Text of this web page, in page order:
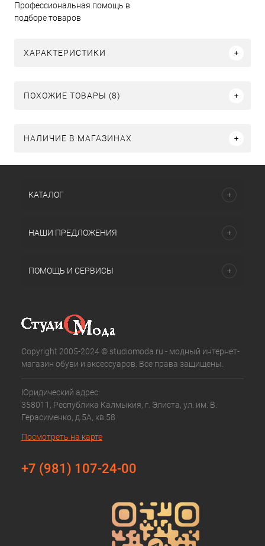
Профессиональная помощь в
подборе товаров
ХАРАКТЕРИСТИКИ
ПОХОЖИЕ ТОВАРЫ (8)
НАЛИЧИЕ В МАГАЗИНАХ
КАТАЛОГ
НАШИ ПРЕДЛОЖЕНИЯ
ПОМОЩЬ И СЕРВИСЫ
Copyright 2005-2024 © studiomoda.ru - модный интернет-
магазин обуви и аксессуаров. Все права защищены.
Юридический адрес:
358011, Республика Калмыкия, г. Элиста, ул. им. В.
Герасименко, д.5А, кв.58
Посмотреть на карте
+7 (981) 107-24-00